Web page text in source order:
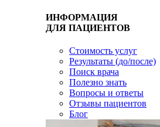
ИНФОРМАЦИЯ
ДЛЯ ПАЦИЕНТОВ
Стоимость услуг
Результаты (до/после)
Поиск врача
Полезно знать
Вопросы и ответы
Отзывы пациентов
Блог